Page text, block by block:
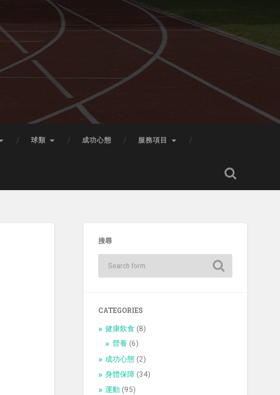
球類 成功心態 服務項目
搜尋
CATEGORIES
健康飲食 (8)
營養 (6)
成功心態 (2)
身體保障 (34)
運動 (95)